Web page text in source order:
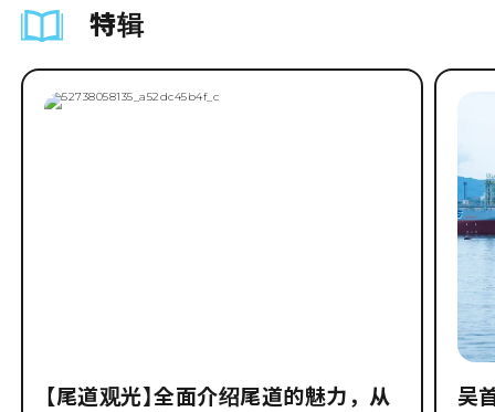
特辑
【尾道观光】全面介绍尾道的魅力，从
吴